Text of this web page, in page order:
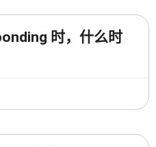
时，什么时